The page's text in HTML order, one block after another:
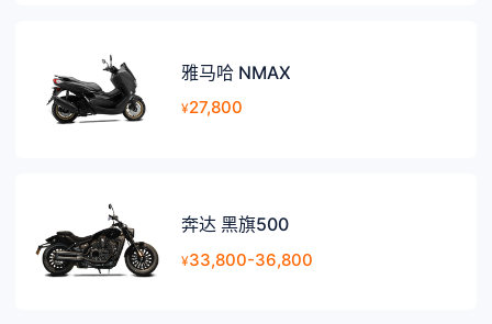
雅马哈 NMAX
¥27,800
奔达 黑旗500
¥33,800-36,800